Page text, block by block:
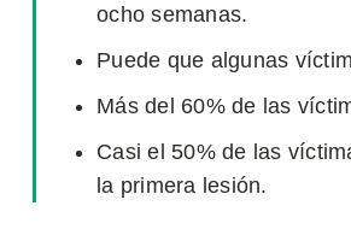
ocho semanas.
Puede que algunas
Más del 60% de las
Casi el 50% de las
la primera lesión.